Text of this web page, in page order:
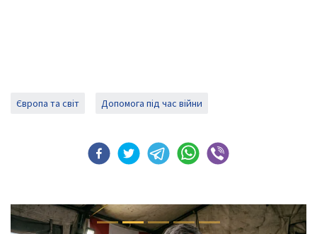
Європа та світ Допомога під час війни